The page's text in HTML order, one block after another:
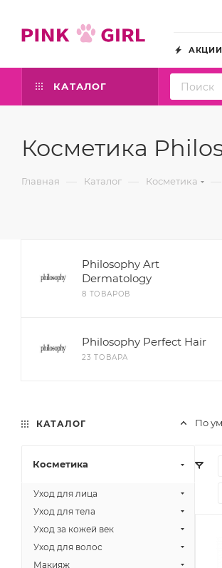
АКЦИИ
КАТАЛОГ
Косметика
Главная — Каталог — Косметика —
Philosophy Art
Dermatology
8 ТОВАРОВ
Philosophy Perfect Hair
23 ТОВАРА
По
КАТАЛОГ
Косметика
Уход для лица
Уход для тела
Уход за кожей век
Уход для волос
Макияж